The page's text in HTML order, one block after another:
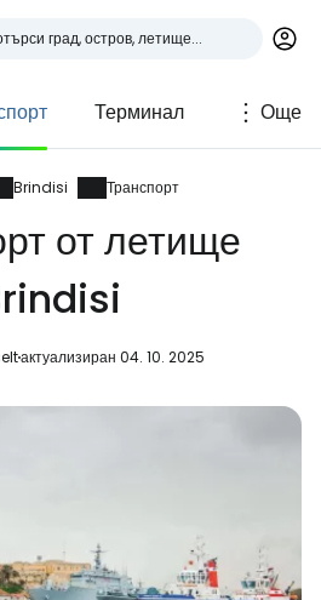
Терминал Още
Brindisi Транспорт
от летище
актуализиран 04. 10. 2025
Cestee
на туристите
с Google
с Facebook